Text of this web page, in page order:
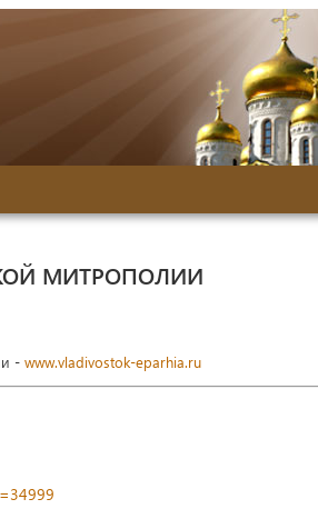
МИТРОПОЛИИ
- www.vladivostok-eparhia.ru